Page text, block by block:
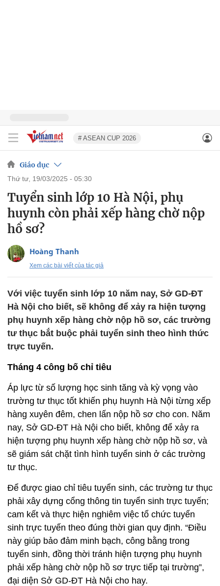
# ASEAN CUP 2026
Giáo dục
thứ tư, 19/03/2025 - 05:30
Tuyển sinh lớp 10 Hà Nội, phụ
huynh còn phải xếp hàng chờ nộp
hồ sơ?
Hoàng Thanh
Xem các bài viết của tác giả
Với việc tuyển sinh lớp 10 năm nay, Sở GD-ĐT
Hà Nội cho biết, sẽ không để xảy ra hiện tượng
phụ huynh xếp hàng chờ nộp hồ sơ, các trường
tư thục bắt buộc phải tuyển sinh theo hình thức
trực tuyến.
Tháng 4 công bố chỉ tiêu
Áp lực từ số lượng học sinh tăng và kỳ vọng vào
trường tư thục tốt khiến phụ huynh Hà Nội từng xếp
hàng xuyên đêm, chen lấn nộp hồ sơ cho con. Năm
nay, Sở GD-ĐT Hà Nội cho biết, không để xảy ra
hiện tượng phụ huynh xếp hàng chờ nộp hồ sơ, và
sẽ giám sát chặt tình hình tuyển sinh ở các trường
tư thục.
Để được giao chỉ tiêu tuyển sinh, các trường tư thục
phải xây dựng cổng thông tin tuyển sinh trực tuyến;
cam kết và thực hiện nghiêm việc tổ chức tuyển
sinh trực tuyến theo đúng thời gian quy định. “Điều
này giúp bảo đảm minh bạch, công bằng trong
tuyển sinh, đồng thời tránh hiện tượng phụ huynh
phải xếp hàng chờ nộp hồ sơ trực tiếp tại trường”,
đại diện Sở GD-ĐT Hà Nội cho hay.